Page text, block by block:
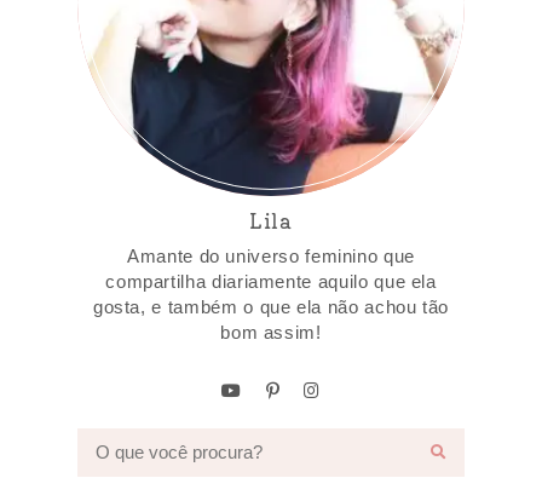
Lila
Amante do universo feminino que
compartilha diariamente aquilo que ela
gosta, e também o que ela não achou tão
bom assim!